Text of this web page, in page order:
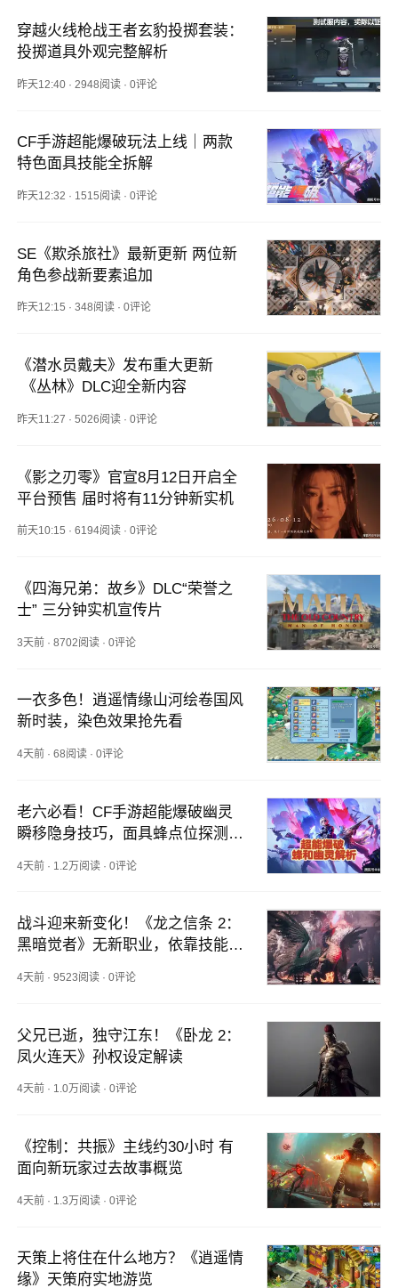
穿越火线枪战王者玄豹投掷套装：
投掷道具外观完整解析
昨天12:40 · 2948阅读 ·0评论
CF手游超能爆破玩法上线｜两款
特色面具技能全拆解
昨天12:32 · 1515阅读 ·0评论
SE《欺杀旅社》最新更新 两位新
角色参战新要素追加
昨天12:15 ·348阅读 ·0评论
《潜水员戴夫》发布重大更新
《丛林》DLC迎全新内容
昨天11:27 ·5026阅读 ·0评论
《影之刃零》官宣8月12日开启全
平台预售 届时将有11分钟新实机
前天10:15 ·6194阅读 ·0评论
《四海兄弟：故乡》DLC“荣誉之
士” 三分钟实机宣传片
3天前 ·8702阅读 ·0评论
一衣多色！逍遥情缘山河绘卷国风
新时装，染色效果抢先看
4天前 ·68阅读 ·0评论
老六必看！CF手游超能爆破幽灵
瞬移隐身技巧，面具蜂点位探测思
4天前 · 1.2万阅读 ·0评论
战斗迎来新变化！《龙之信条 2：
黑暗觉者》无新职业，依靠技能拓
4天前 ·9523阅读 ·0评论
父兄已逝，独守江东！《卧龙 2：
凤火连天》孙权设定解读
4天前 · 1.0万阅读 ·0评论
《控制：共振》主线约30小时 有
面向新玩家过去故事概览
4天前 · 1.3万阅读 ·0评论
天策上将住在什么地方？《逍遥情
缘》天策府实地游览